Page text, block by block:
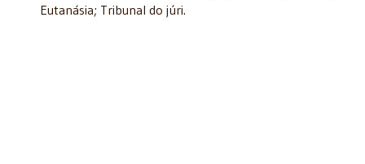
Eutanásia; Tribunal do júri.